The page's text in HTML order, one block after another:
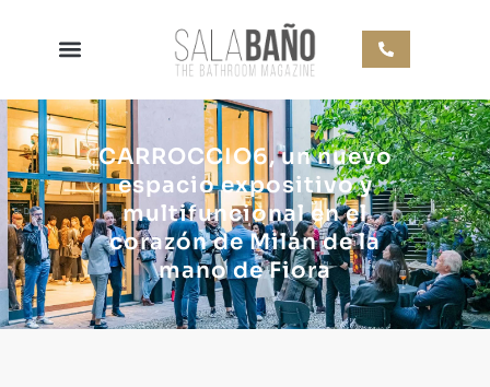
CARROCCIO6, un nuevo
espacio expositivo y
multifuncional en el
corazón de Milán de la
mano de Fiora